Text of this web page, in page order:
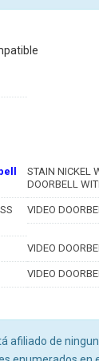
STAIN NICKEL
DOORBELL
VIDEO
VIDEO
VIDEO
afiliado de